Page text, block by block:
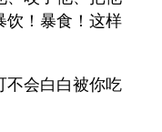
饮！暴食！这样
不会白白被你吃